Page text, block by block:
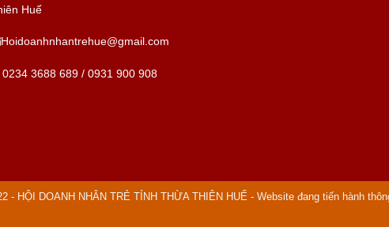
Huế
Hoidoanhnhantrehue@gmail.com
0234 3688 689 / 0931 900 908
- HỘI DOANH NHÂN TRẺ TỈNH THỪA THIÊN HUẾ - Website đang tiến hành